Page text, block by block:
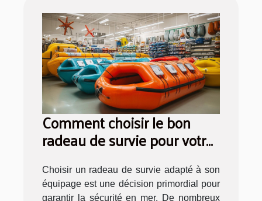
Comment choisir le bon
radeau de survie pour votre
Choisir un radeau de survie adapté à son
équipage est une décision primordial pour
garantir la sécurité en mer. De nombreux